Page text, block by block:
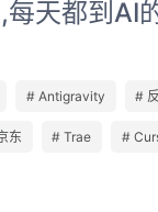
天都到AI
# Antigravity #
东 # Trae #